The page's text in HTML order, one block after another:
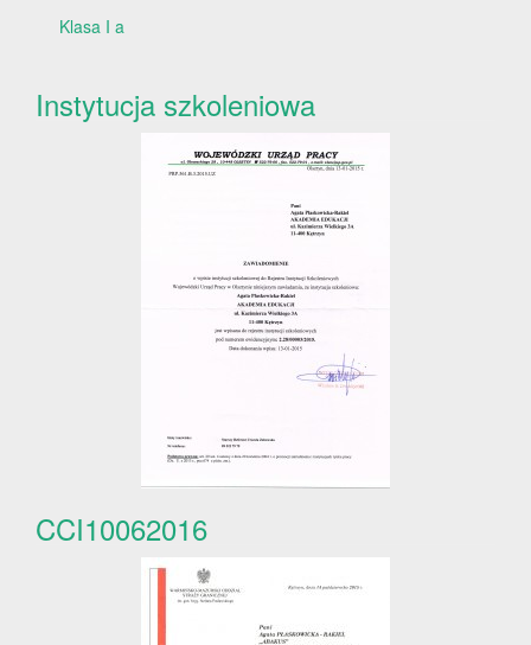
Klasa I a
Instytucja szkoleniowa
CCI10062016